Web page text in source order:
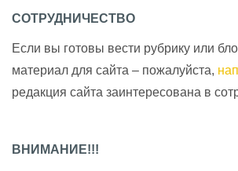
СОТРУДНИЧЕСТВО
Если вы готовы вести рубрику или
материал для сайта – пожалуйста,
редакция сайта заинтересована в
ВНИМАНИЕ!!!